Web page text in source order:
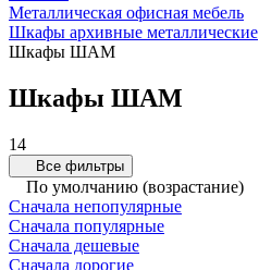
Металлическая офисная мебель
Шкафы архивные металлические
Шкафы ШАМ
Шкафы ШАМ
14
Все фильтры
По умолчанию (возрастание)
Сначала непопулярные
Сначала популярные
Сначала дешевые
Сначала дорогие